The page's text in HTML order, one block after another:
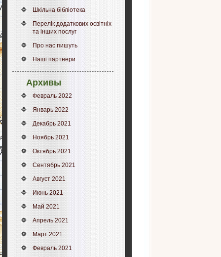
Шкільна бібліотека
Перелік додаткових освітніх
та інших послуг
Про нас пишуть
Наші партнери
Архивы
Февраль 2022
Январь 2022
Декабрь 2021
Ноябрь 2021
Октябрь 2021
Сентябрь 2021
Август 2021
Июнь 2021
Май 2021
Апрель 2021
Март 2021
Февраль 2021